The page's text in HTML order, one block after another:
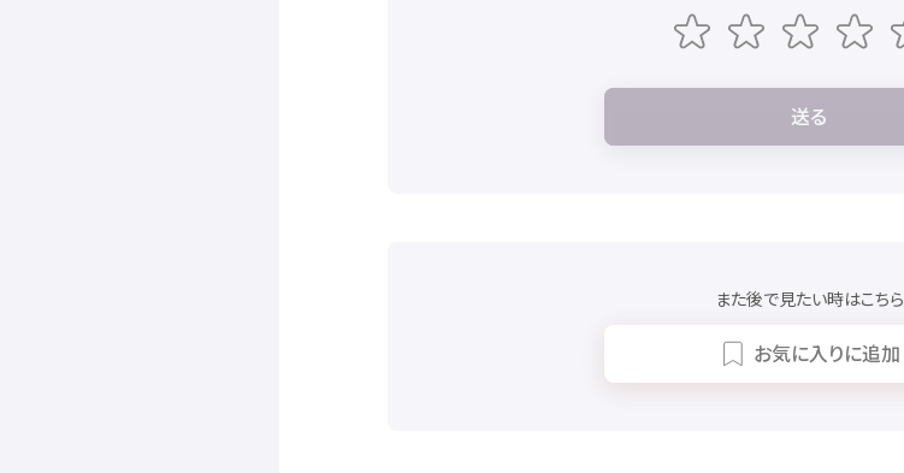
送る
また後で見たい時はこちら
お気に入りに追加